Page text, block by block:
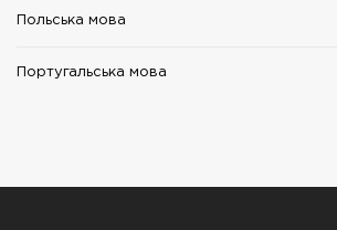
Польська мова
Португальська мова